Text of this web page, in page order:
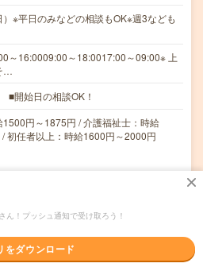
※平日のみなどの相談もOK※週3なども
～16:0009:00～18:0017:00～09:00※ 上
…
開始日の相談OK！
円～1875円 / 介護福祉士：時給
初任者以上：時給1600円～2000円
生活をサポート！＼▽具体的には…・
添ったり・折り紙や体操などのレ…
ランクOK / パソコンスキル不要 / 英語力
ん！プッシュ通知で受け取ろう！
をダウンロード